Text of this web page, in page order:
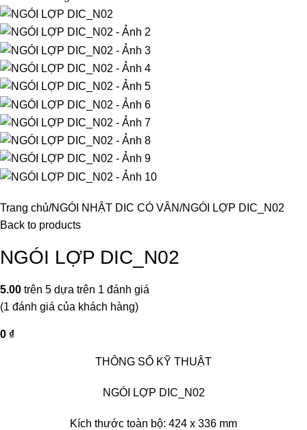
Trang chủ NGÓI NHẬT DIC CÓ VÂN NGÓI LỢP DIC_N02
Back to products
NGÓI LỢP DIC_N02
5.00 trên 5 dựa trên 1 đánh giá
(1 đánh giá của khách hàng)
0 ₫
THÔNG SỐ KỸ THUẬT
NGÓI LỢP DIC_N02
Kích thước toàn bộ: 424 x 336 mm